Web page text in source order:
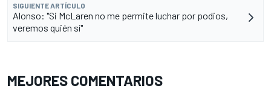
SIGUIENTE ARTÍCULO
Alonso: "Si McLaren no me permite luchar por podios,
veremos quién sí"
MEJORES COMENTARIOS